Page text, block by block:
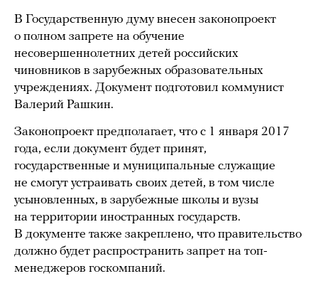
В Государственную думу внесен законопроект
о полном запрете на обучение
несовершеннолетних детей российских
чиновников в зарубежных образовательных
учреждениях. Документ подготовил коммунист
Валерий Рашкин.
Законопроект предполагает, что с 1 января 2017
года, если документ будет принят,
государственные и муниципальные служащие
не смогут устраивать своих детей, в том числе
усыновленных, в зарубежные школы и вузы
на территории иностранных государств.
В документе также закреплено, что правительство
должно будет распространить запрет на топ-
менеджеров госкомпаний.